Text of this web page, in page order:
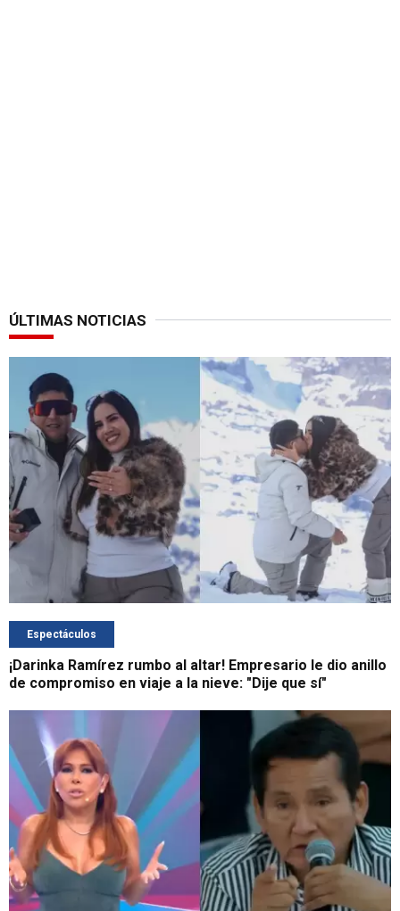
ÚLTIMAS NOTICIAS
Espectáculos
¡Darinka Ramírez rumbo al altar! Empresario le dio anillo
de compromiso en viaje a la nieve: "Dije que sí"